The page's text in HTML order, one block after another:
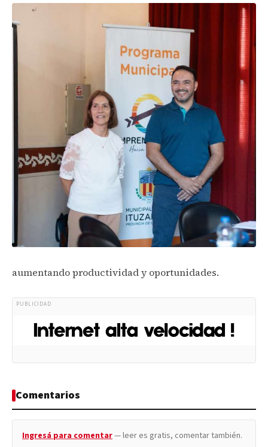
aumentando productividad y oportunidades.
PUBLICIDAD
Comentarios
Ingresá para comentar— leer es gratis, comentar también.